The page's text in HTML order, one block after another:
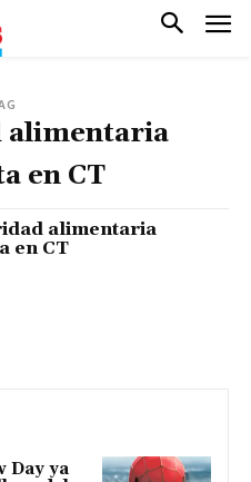
alimentaria
en CT
alimentaria
en CT
Day ya